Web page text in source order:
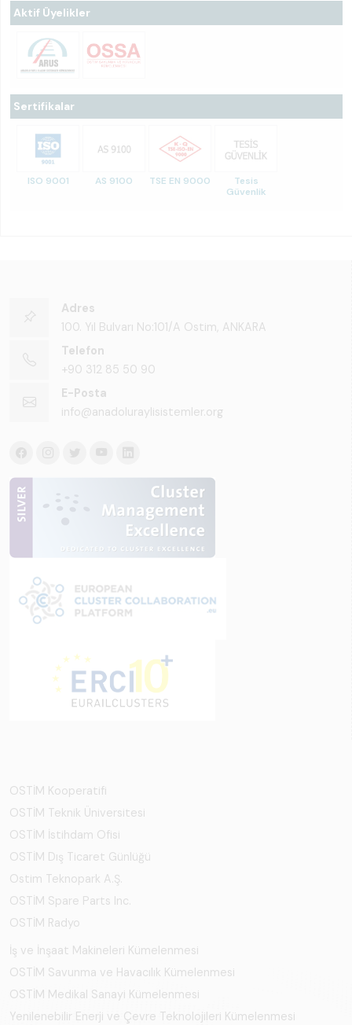
Aktif Üyelikler
Sertifikalar
ISO 9001 AS 9100 TSE EN 9000
Tesis
Güvenlik
Adres
100. Yıl Bulvarı No:101/A Ostim, ANKARA
Telefon
+90 312 85 50 90
E-Posta
info@anadoluraylisistemler.org
OSTİM Kooperatifi
OSTİM Teknik Üniversitesi
OSTİM İstihdam Ofisi
OSTİM Dış Ticaret Günlüğü
Ostim Teknopark A.Ş.
OSTİM Spare Parts Inc.
OSTİM Radyo
İş ve İnşaat Makineleri Kümelenmesi
OSTİM Savunma ve Havacılık Kümelenmesi
OSTİM Medikal Sanayi Kümelenmesi
Yenilenebilir Enerji ve Çevre Teknolojileri Kümelenmesi